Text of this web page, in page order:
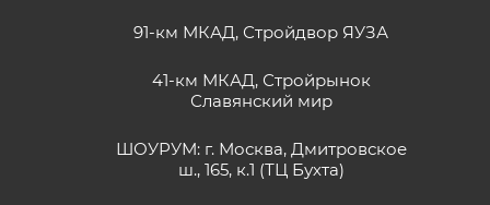
91-км МКАД, Стройдвор ЯУЗА
41-км МКАД, Стройрынок
Славянский мир
ШОУРУМ: г. Москва, Дмитровское
ш., 165, к.1 (ТЦ Бухта)